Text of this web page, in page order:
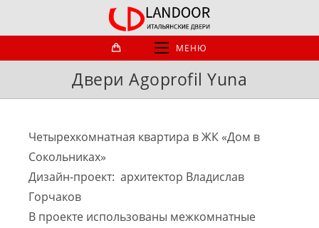
МЕНЮ
Двери Agoprofil Yuna
Четырехкомнатная квартира в ЖК «Дом в
Сокольниках»
Дизайн-проект: архитектор Владислав
Горчаков
В проекте использованы межкомнатные